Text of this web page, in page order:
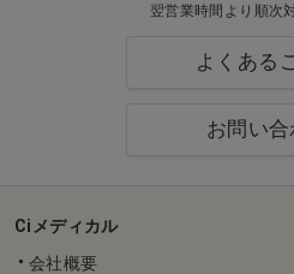
翌営業時間より順次
よくある
お問い合
Ciメディカル
会社概要